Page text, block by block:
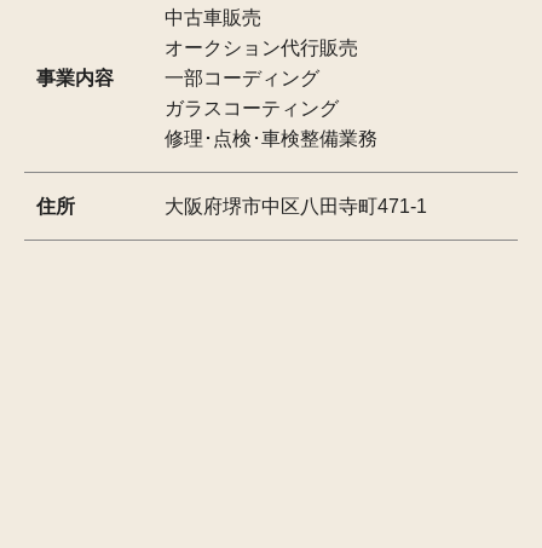
事業内容
中古車販売
オークション代行販売
一部コーディング
ガラスコーティング
修理･点検･車検整備業務
住所 大阪府堺市中区八田寺町471-1